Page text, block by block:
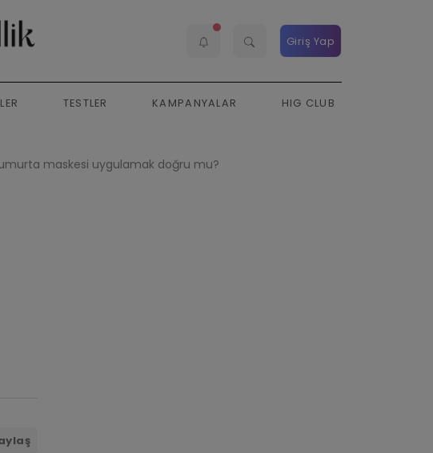
Giriş Yap
TESTLER KAMPANYALAR HIG CLUB
maskesi uygulamak doğru mu?